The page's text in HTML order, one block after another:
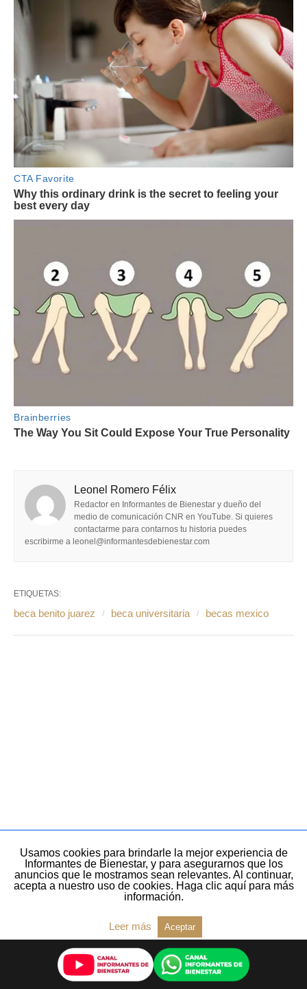
Leonel Romero Félix
Redactor en Informantes de Bienestar y dueño del
medio de comunicación CNR en YouTube. Si quieres
contactarme para contarnos tu historia puedes
escribirme a leonel@informantesdebienestar.com
ETIQUETAS:
beca benito juarez beca universitaria becas mexico
Usamos cookies para brindarle la mejor experiencia de
Informantes de Bienestar, y para asegurarnos que los
anuncios que le mostramos sean relevantes. Al continuar,
acepta a nuestro uso de cookies. Haga clic aquí para más
información.
Leer más Aceptar